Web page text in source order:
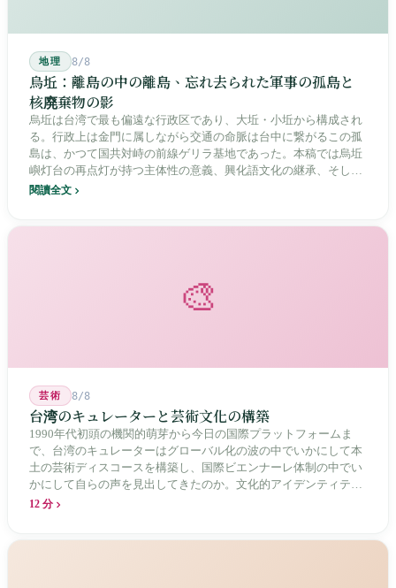
地理 8/8
烏坵：離島の中の離島、忘れ去られた軍事の孤島と
核廃棄物の影
烏坵は台湾で最も偏遠な行政区であり、大坵・小坵から構成され
る。行政上は金門に属しながら交通の命脈は台中に繋がるこの孤
島は、かつて国共対峙の前線ゲリラ基地であった。本稿では烏坵
嶼灯台の再点灯が持つ主体性の意義、興化語文化の継承、そして
20年にわたる核廃棄物処分場選定をめぐる住民投票の論争を深く
閱讀全文
🎨
芸術 8/8
台湾のキュレーターと芸術文化の構築
1990年代初頭の機関的萌芽から今日の国際プラットフォームま
で、台湾のキュレーターはグローバル化の波の中でいかにして本
土の芸術ディスコースを構築し、国際ビエンナーレ体制の中でい
かにして自らの声を見出してきたのか。文化的アイデンティティ
と専門的制度の30年にわたる進化の歴史。
12 分